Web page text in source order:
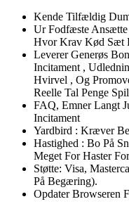
Kende Tilfældig
Ur Fodfæste
Hvor Krav Kød Sæt
Leverer Generøs
Incitament ,
Hvirvel , Og
Reelle Tal Penge
FAQ, Emner Langt
Incitament
Yardbird : Kræver
Hastighed : Bo På
Meget For Haster
Støtte: Visa,
På Begæring).
Opdater Browseren